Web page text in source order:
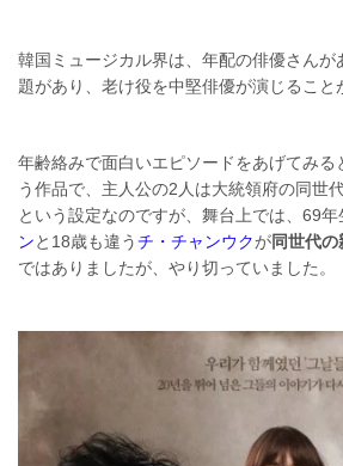
韓国ミュージカル界は、年配の俳優さんが
題があり、老け役を中堅俳優が演じること
年齢絡みで面白いエピソードをあげてみる
う作品で、主人公の2人は大統領府の同世
という設定なのですが、舞台上では、69年
ンと18歳も違うチ・チャンウクが同世代の
ではありましたが、やり切っていました。